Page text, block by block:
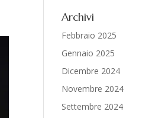
Archivi
Febbraio 2025
Gennaio 2025
Dicembre 2024
Novembre 2024
Settembre 2024